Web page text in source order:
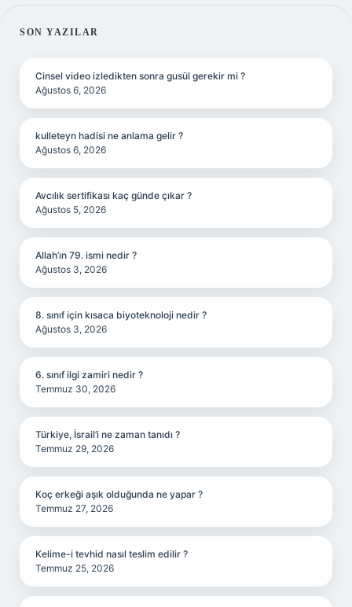
SIDEBAR
SON YAZILAR
Cinsel video izledikten sonra gusül gerekir mi ?
Ağustos 6, 2026
kulleteyn hadisi ne anlama gelir ?
Ağustos 6, 2026
Avcılık sertifikası kaç günde çıkar ?
Ağustos 5, 2026
Allah’ın 79. ismi nedir ?
Ağustos 3, 2026
8. sınıf için kısaca biyoteknoloji nedir ?
Ağustos 3, 2026
6. sınıf ilgi zamiri nedir ?
Temmuz 30, 2026
Türkiye, İsrail’i ne zaman tanıdı ?
Temmuz 29, 2026
Koç erkeği aşık olduğunda ne yapar ?
Temmuz 27, 2026
Kelime-i tevhid nasıl teslim edilir ?
Temmuz 25, 2026